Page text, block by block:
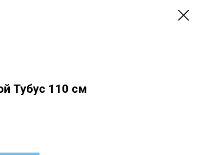
Тубус 110 см